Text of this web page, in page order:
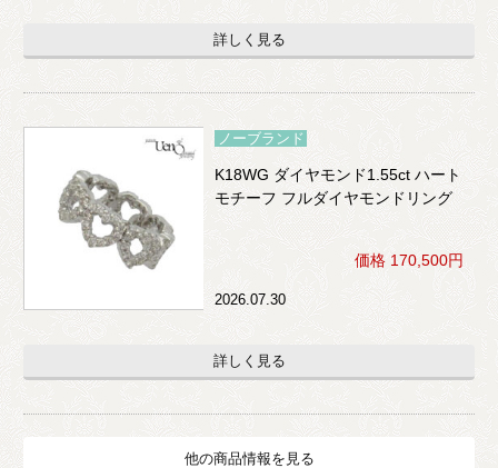
詳しく見る
ノーブランド
K18WG ダイヤモンド1.55ct ハート
モチーフ フルダイヤモンドリング
価格 170,500円
2026.07.30
詳しく見る
他の商品情報を見る